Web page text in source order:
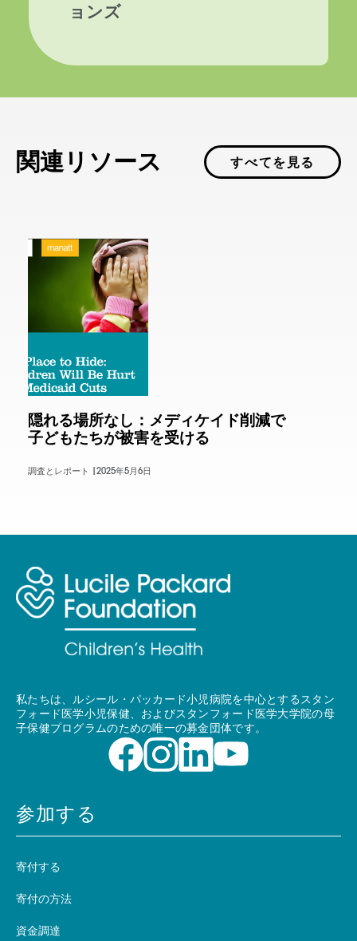
ョンズ
関連リソース すべてを見る
隠れる場所なし：メディケイド削減で
子どもたちが被害を受ける
調査とレポート | 2025年5月6日
私たちは、ルシール・パッカード小児病院を中心とするスタン
フォード医学小児保健、およびスタンフォード医学大学院の母
子保健プログラムのための唯一の募金団体です。
参加する
寄付する
寄付の方法
資金調達